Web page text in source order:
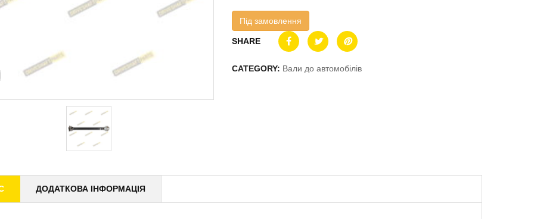
Під замовлення
SHARE
CATEGORY: Вали до автомобілів
ДОДАТКОВА ІНФОРМАЦІЯ